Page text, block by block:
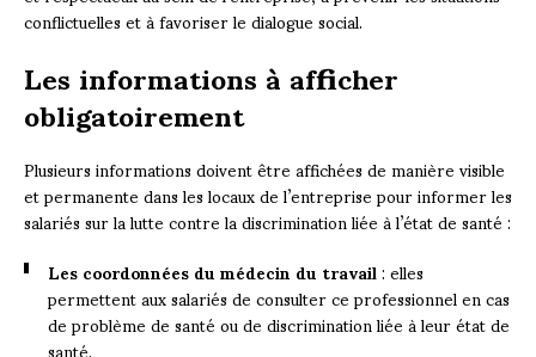
conflictuelles et à favoriser le dialogue social.
Les informations à afficher
obligatoirement
Plusieurs informations doivent être affichées de manière visible
et permanente dans les locaux de l’entreprise pour informer les
salariés sur la lutte contre la discrimination liée à l’état de santé :
Les coordonnées du médecin du travail: elles
permettent aux salariés de consulter ce professionnel en cas
de problème de santé ou de discrimination liée à leur état de